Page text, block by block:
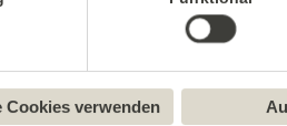
erfahren Sie in unseremImpressum
Cookies verwenden
Weitere